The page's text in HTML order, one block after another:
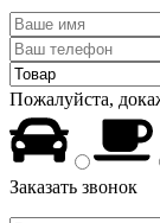
Пожалуйста,
Заказать звонок